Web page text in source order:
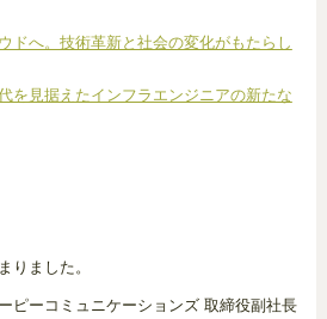
ドへ。技術革新と社会の変化がもたらし
を見据えたインフラエンジニアの新たな
りました。
ピーコミュニケーションズ 取締役副社長